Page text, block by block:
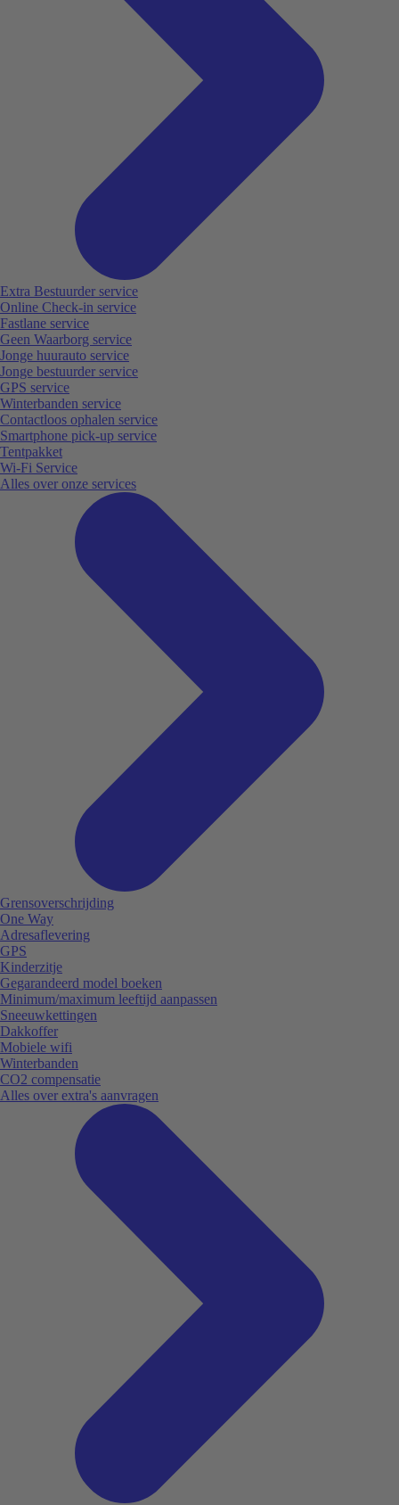
Extra Bestuurder service
Online Check-in service
Fastlane service
Geen Waarborg service
Jonge huurauto service
Jonge bestuurder service
GPS service
Winterbanden service
Contactloos ophalen service
Smartphone pick-up service
Tentpakket
Wi-Fi Service
Alles over onze services
Grensoverschrijding
One Way
Adresaflevering
GPS
Kinderzitje
Gegarandeerd model boeken
Minimum/maximum leeftijd aanpassen
Sneeuwkettingen
Dakkoffer
Mobiele wifi
Winterbanden
CO2 compensatie
Alles over extra's aanvragen